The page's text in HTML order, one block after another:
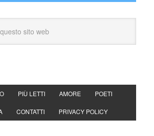
PIÙ LETTI AMORE POETI
CONTATTI PRIVACY POLICY